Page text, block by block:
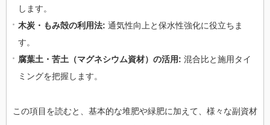
します。
木炭・もみ殻の利用法: 通気性向上と保水性強化に役立ちま
す。
腐葉土・苦土（マグネシウム資材）の活用: 混合比と施用タイ
ミングを把握します。
この項目を読むと、基本的な堆肥や緑肥に加えて、様々な副資材